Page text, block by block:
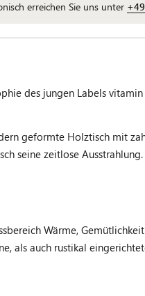
erreichen Sie uns unter
des jungen Labels
geformte Holztisch mit
seine zeitlose
Wärme,
als auch rustikal